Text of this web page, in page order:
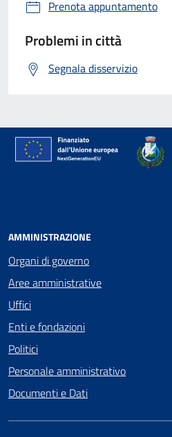
Prenota appuntamento
Problemi in città
Segnala disservizio
AMMINISTRAZIONE
Organi di governo
Aree amministrative
Uffici
Enti e fondazioni
Politici
Personale amministrativo
Documenti e Dati